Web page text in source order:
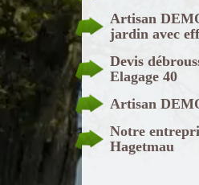
Artisan
jardin avec
Devis
Elagage 40
Artisan
Notre
Hagetmau